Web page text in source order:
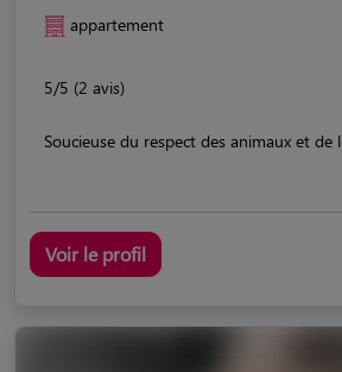
appartement
5/5 (2 avis)
Soucieuse du respect des animaux et de
Voir le profil